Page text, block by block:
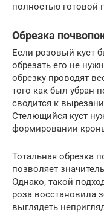
полностью готовой
Обрезка
Если розовый куст
обрезать его не
обрезку проводят
того как был убран
сводится к
Стелющийся куст
формировании
Тотальная обрезка
позволяет
Однако, такой
роза восстановила
выглядеть